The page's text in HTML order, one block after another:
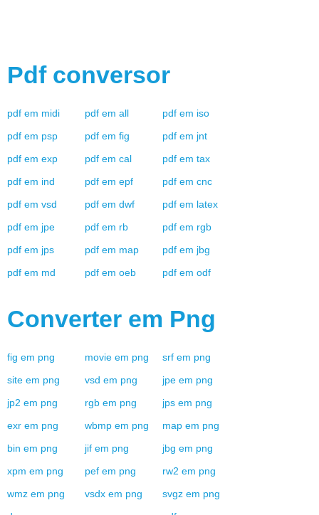
Pdf conversor
pdf em midi pdf em all pdf em iso
pdf em psp pdf em fig pdf em jnt
pdf em exp pdf em cal pdf em tax
pdf em ind pdf em epf pdf em cnc
pdf em vsd pdf em dwf pdf em latex
pdf em jpe pdf em rb pdf em rgb
pdf em jps pdf em map pdf em jbg
pdf em md pdf em oeb pdf em odf
Converter em Png
fig em png movie em png srf em png
site em png vsd em png jpe em png
jp2 em png rgb em png jps em png
exr em png wbmp em png map em png
bin em png jif em png jbg em png
xpm em png pef em png rw2 em png
wmz em png vsdx em png svgz em png